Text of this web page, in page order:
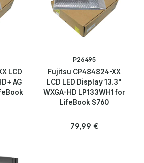
LCD
AG
P26495
Fujitsu CP484824-XX
LCD LED Display 13.3"
WXGA-HD LP133WH1 for
LifeBook S760
Regulärer Preis:
79,99 €